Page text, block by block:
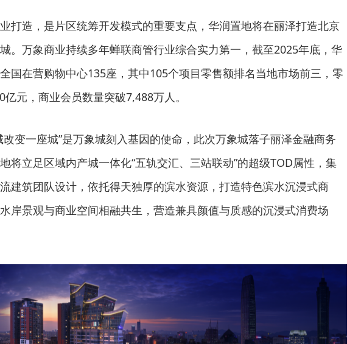
打造，是片区统筹开发模式的重要支点，华润置地将在丽泽打造北京
。万象商业持续多年蝉联商管行业综合实力第一，截至2025年底，华
国在营购物中心135座，其中105个项目零售额排名当地市场前三，零
元，商业会员数量突破7,488万人。
改变一座城”是万象城刻入基因的使命，此次万象城落子丽泽金融商务
将立足区域内产城一体化“五轨交汇、三站联动”的超级TOD属性，集
建筑团队设计，依托得天独厚的滨水资源，打造特色滨水沉浸式商
岸景观与商业空间相融共生，营造兼具颜值与质感的沉浸式消费场